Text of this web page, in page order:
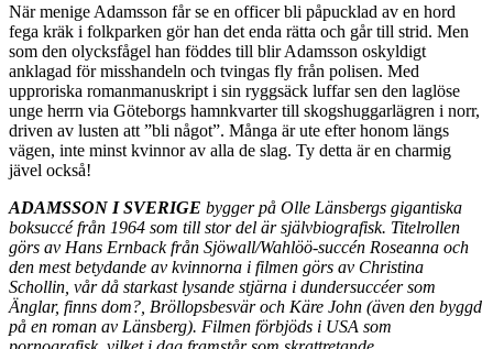
När menige Adamsson får se en officer bli påpucklad av en hord
fega kräk i folkparken gör han det enda rätta och går till strid. Men
som den olycksfågel han föddes till blir Adamsson oskyldigt
anklagad för misshandeln och tvingas fly från polisen. Med
upproriska romanmanuskript i sin ryggsäck luffar sen den laglöse
unge herrn via Göteborgs hamnkvarter till skogshuggarlägren i norr,
driven av lusten att ”bli något”. Många är ute efter honom längs
vägen, inte minst kvinnor av alla de slag. Ty detta är en charmig
jävel också!
ADAMSSON I SVERIGE bygger på Olle Länsbergs gigantiska
boksuccé från 1964 som till stor del är självbiografisk. Titelrollen
görs av Hans Ernback från Sjöwall/Wahlöö-succén Roseanna och
den mest betydande av kvinnorna i filmen görs av Christina
Schollin, vår då starkast lysande stjärna i dundersuccéer som
Änglar, finns dom?, Bröllopsbesvär och Käre John (även den byggd
på en roman av Länsberg). Filmen förbjöds i USA som